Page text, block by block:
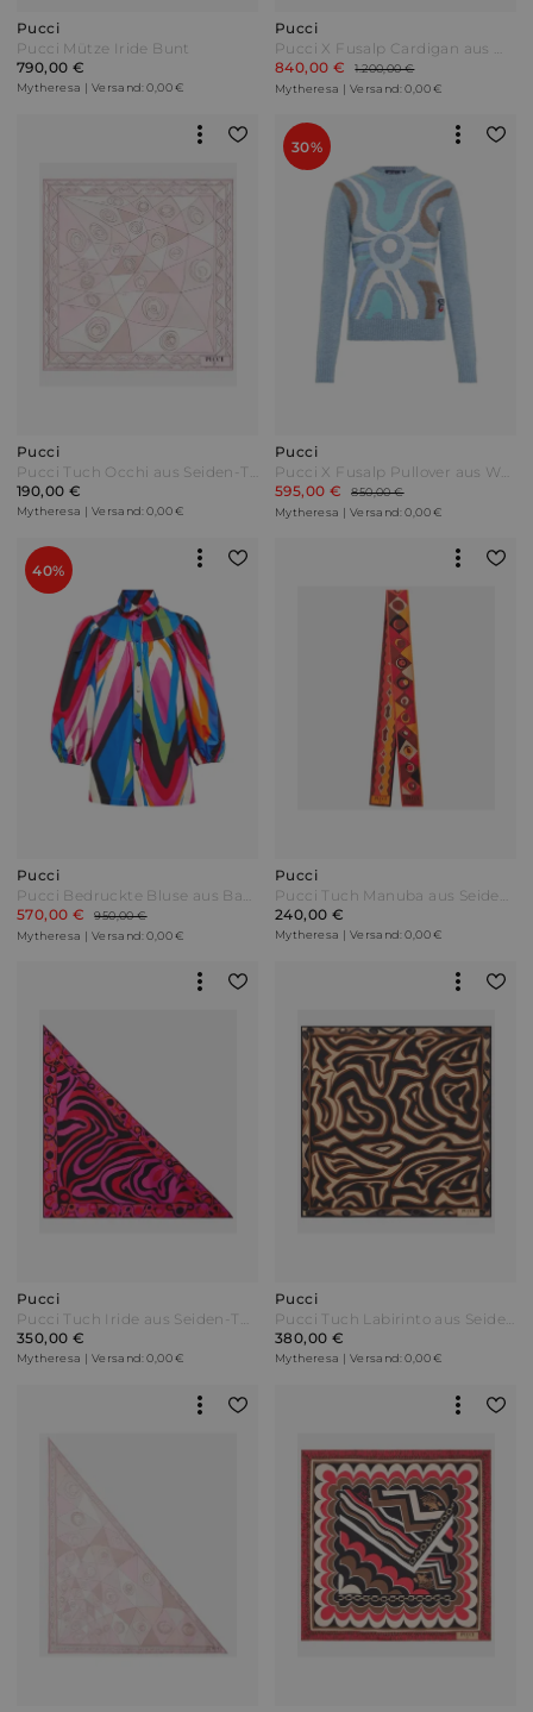
Pucci
Pucci Mütze Iride Bunt
790,00 €
Mytheresa | Versand: 0,00 €
Pucci
Pucci X Fusalp Cardigan aus Wolle Blau
840,00 €
1.200,00 €
Mytheresa | Versand: 0,00 €
Pucci
Pucci Tuch Occhi aus Seiden-Twill Pink
190,00 €
Mytheresa | Versand: 0,00 €
30%
Pucci
Pucci X Fusalp Pullover aus Wolle Blau
595,00 €
850,00 €
Mytheresa | Versand: 0,00 €
40%
Pucci
Pucci Bedruckte Bluse aus Baumwolle Bunt
570,00 €
950,00 €
Mytheresa | Versand: 0,00 €
Pucci
Pucci Tuch Manuba aus Seiden-Twill Bunt
240,00 €
Mytheresa | Versand: 0,00 €
Pucci
Pucci Tuch Iride aus Seiden-Twill Bunt
350,00 €
Mytheresa | Versand: 0,00 €
Pucci
Pucci Tuch Labirinto aus Seiden-Twill Braun
380,00 €
Mytheresa | Versand: 0,00 €